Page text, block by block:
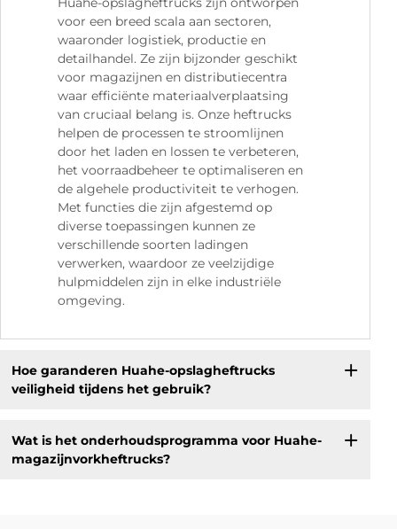
voor een breed scala aan sectoren,
waaronder logistiek, productie en
detailhandel. Ze zijn bijzonder geschikt
voor magazijnen en distributiecentra
waar efficiënte materiaalverplaatsing
van cruciaal belang is. Onze heftrucks
helpen de processen te stroomlijnen
door het laden en lossen te verbeteren,
het voorraadbeheer te optimaliseren en
de algehele productiviteit te verhogen.
Met functies die zijn afgestemd op
diverse toepassingen kunnen ze
verschillende soorten ladingen
verwerken, waardoor ze veelzijdige
hulpmiddelen zijn in elke industriële
omgeving.
Hoe garanderen Huahe-opslagheftrucks
veiligheid tijdens het gebruik?
Wat is het onderhoudsprogramma voor Huahe-
magazijnvorkheftrucks?